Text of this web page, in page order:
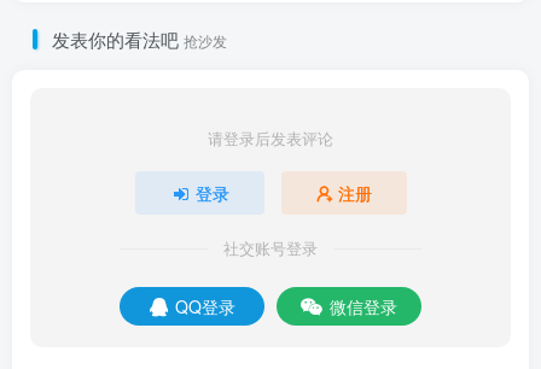
发表你的看法吧 抢沙发
请登录后发表评论
登录 注册
社交账号登录
QQ登录 微信登录